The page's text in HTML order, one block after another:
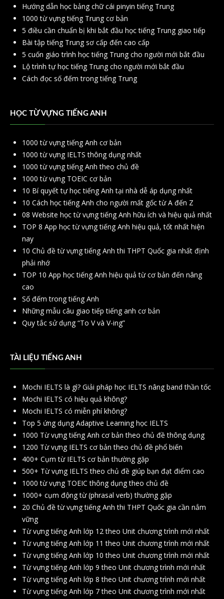
Hướng dẫn học bảng chữ cái pinyin tiếng Trung
1000 từ vựng tiếng Trung cơ bản
5 điều cần chuẩn bị khi bắt đầu học tiếng Trung giao tiếp
Bài tập tiếng Trung sơ cấp đến cao cấp
5 cuốn giáo trình học tiếng Trung cho người mới bắt đầu
Lộ trình tự học tiếng Trung cho người mới bắt đầu
Cách đọc số đếm trong tiếng Trung
HỌC TỪ VỰNG TIẾNG ANH
1000 từ vựng tiếng Anh cơ bản
1000 từ vựng IELTS thông dụng nhất
1000 từ vựng tiếng Anh theo chủ đề
1000 từ vựng TOEIC cơ bản
10 Bí quyết tự học tiếng Anh tại nhà dễ áp dụng nhất
10 Cách học tiếng Anh cho người mất gốc từ A đến Z
08 Website học từ vựng tiếng Anh hữu ích và hiệu quả nhất
TOP 8 App học từ vựng tiếng Anh hiệu quả, tốt nhất hiện
nay
10 Chủ đề từ vựng tiếng Anh thi THPT Quốc gia nhất định
phải nhớ
TOP 10 App học tiếng Anh hiệu quả từ cơ bản đến nâng
cao
Số đếm trong tiếng Anh
Những mẫu câu giao tiếp tiếng anh cơ bản
Quy tắc sử dụng “To V và V-ing”
TÀI LIỆU TIẾNG ANH
Mochi IELTS là gì? Giải pháp học IELTS nâng band thần tốc
Mochi IELTS có hiệu quả không?
Mochi IELTS có miễn phí không?
Top 5 ứng dụng Adaptive Learning học IELTS
1000 Từ vựng tiếng Anh cơ bản theo chủ đề thông dụng
1200 Từ vựng IELTS cơ bản theo chủ đề phổ biến
400+ Cụm từ IELTS cơ bản thường gặp
500+ Từ vựng IELTS theo chủ đề giúp bạn đạt điểm cao
1000 từ vựng TOEIC thông dụng theo chủ đề
1000+ cụm động từ (phrasal verb) thường gặp
20 Chủ đề từ vựng tiếng Anh thi THPT Quốc gia cần nắm
vững
Từ vựng tiếng Anh lớp 12 theo Unit chương trình mới nhất
Từ vựng tiếng Anh lớp 11 theo Unit chương trình mới nhất
Từ vựng tiếng Anh lớp 10 theo Unit chương trình mới nhất
Từ vựng tiếng Anh lớp 9 theo Unit chương trình mới nhất
Từ vựng tiếng Anh lớp 8 theo Unit chương trình mới nhất
Từ vựng tiếng Anh lớp 7 theo Unit chương trình mới nhất